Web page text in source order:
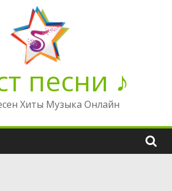
песни ♪
Хиты Музыка Онлайн